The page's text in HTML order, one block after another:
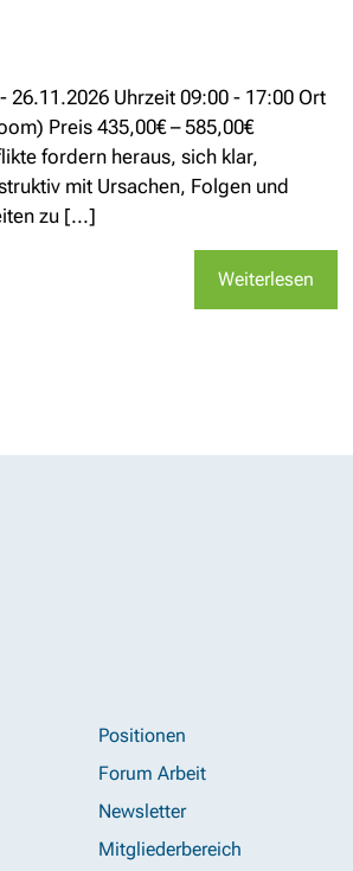
26.11.2026 Uhrzeit 09:00 - 17:00 Ort
Preis 435,00€ – 585,00€
fordern heraus, sich klar,
mit Ursachen, Folgen und
zu [...]
Weiterlesen
Positionen
Forum Arbeit
Newsletter
Mitgliederbereich